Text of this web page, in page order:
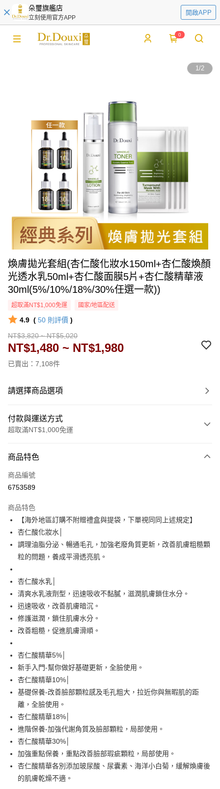
朵璽旗艦店
立刻使用官方APP
開啟APP
0
1/2
煥膚拋光套組(杏仁酸化妝水150ml+杏仁酸煥顏
光透水乳50ml+杏仁酸面膜5片+杏仁酸精華液
30ml(5%/10%/18%/30%任選一款))
超取滿NT$1,000免運 國家/地區配送
4.9 ( 50 則評價 )
NT$3,820 ~ NT$5,020
NT$1,480 ~ NT$1,980
已賣出：7,108件
請選擇商品選項
付款與運送方式
超取滿NT$1,000免運
信用卡一次付款
超商取貨付款
Apple Pay
街口支付
悠遊付
Google Pay
全盈+PAY
大哥付你分期
相關說明
【大哥付你分期使用說明】
流程，驗證手機門號後，選擇欲分期的期數、繳款截止日，確認付款後即完
成交易。
3.實際核准額度、可分期數及費用金額請依後續交易確認頁面所載為準。
4.訂單成立30分鐘內，如未前往確認交易或遇審核未通過，訂單將自動取
消。如遇「轉專審核」未通過狀況，表示未達大哥付你分期系統評分，恕無
法說明評估內容。
1.分期款項不併入電信帳單，「大哥付你分期」於每月結算日後寄送繳費提
醒簡訊。
2.透過簡訊連結打開帳單後，可選擇「超商條碼／台灣大直營門市／銀行轉
帳／街口支付／iPASS MONEY」等通路繳費。
【注意事項】
1.本服務係由「台灣大哥大股份有限公司」（以下簡稱本公司）所提供，讓
用戶於交易時，得透過本服務購買商品或服務，並由商店將買賣／分期付款
相關說明
AFTEE先享後付是「在收到商品之後才付款」的支付方式。 讓您購物簡單
便利好安心！
１．簡單：不需註冊會員、不需綁卡、不需儲值。
２．便利：只要手機號碼，簡訊認證，即可結帳。
３．安心：先確認商品／服務後，再付款。
【「AFTEE先享後付」結帳流程】
１．於結帳方式選擇「AFTEE先享後付」後，將跳轉至「AFTEE先享後付」
結帳頁面，進行簡訊認證並確認金額後，即可完成結帳。
２．訂單成立數日內，您將收到繳費通知簡訊。
ATM／網路銀行／等多元方式進行付款，方視為交易完成。
※ 請注意：結帳手續完成當下不需立刻繳費，但若您需要取消訂單，請聯絡
ATM付款
貨到付款
運送方式
全家付款取貨
每筆NT$70，滿NT$1,000(含以上)免運費
付款後全家取貨
商品特色
商品編號
6753589
商品特色
【海外地區訂購不附贈禮盒與提袋，下單視同同上述規定】
杏仁酸化妝水│
調理油脂分泌、暢通毛孔，加強老廢角質更新，改善肌膚粗糙顆
粒的問題，養成平滑透亮肌。
杏仁酸水乳│
清爽水乳液劑型，迅速吸收不黏膩，滋潤肌膚鎖住水分。
迅速吸收，改善肌膚暗沉。
修護滋潤，鎖住肌膚水分。
改善粗糙，促進肌膚滑順。
杏仁酸精華5%│
新手入門-幫你做好基礎更新，全臉使用。
杏仁酸精華10%│
基礎保養-改善臉部顆粒感及毛孔粗大，拉近你與無暇肌的距
離，全臉使用。
杏仁酸精華18%│
進階保養-加強代謝角質及臉部顆粒，局部使用。
杏仁酸精華30%│
加強重點保養，重點改善臉部瑕疵顆粒，局部使用。
杏仁酸精華各別添加玻尿酸、尿囊素、海洋小白菊，緩解煥膚後
的肌膚乾燥不適。